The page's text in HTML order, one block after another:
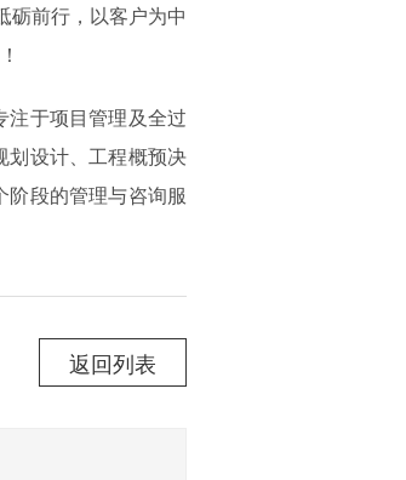
砺前行，以客户为中
注于项目管理及全过
划设计、工程概预决
段的管理与咨询服
返回列表